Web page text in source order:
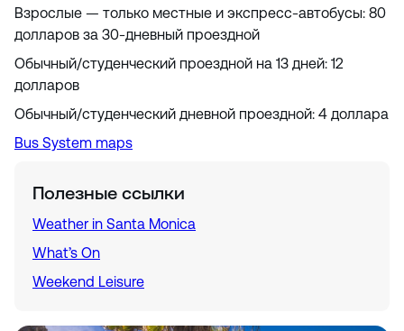
Взрослые — только местные и экспресс-автобусы: 80
долларов за 30-дневный проездной
Обычный/студенческий проездной на 13 дней: 12
долларов
Обычный/студенческий дневной проездной: 4 доллара
Bus System maps
Полезные ссылки
Weather in Santa Monica
What’s On
Weekend Leisure